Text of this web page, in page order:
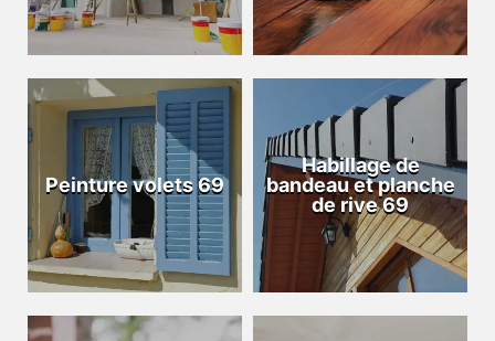
Peinture volets 69
Habillage de
bandeau et planche
de rive 69